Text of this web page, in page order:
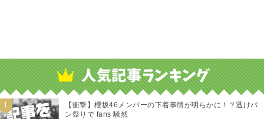
【衝撃】櫻坂46メンバーの下着事情が明らかに！？透けパ
ン祭りで fans 騒然